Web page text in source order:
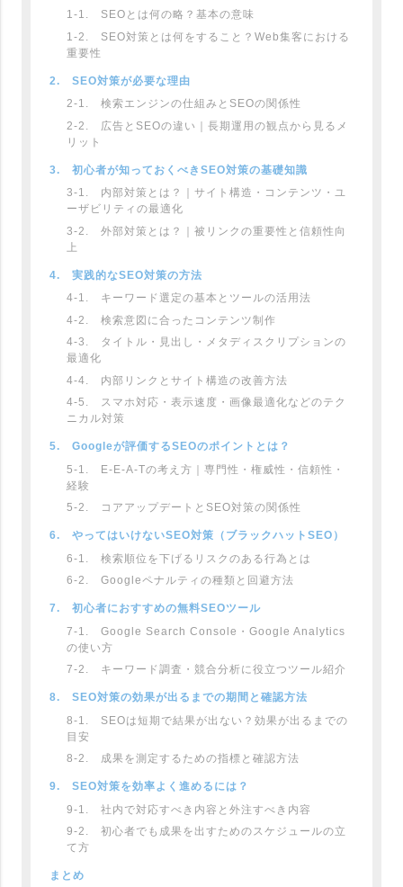
1-1. SEOとは何の略？基本の意味
1-2. SEO対策とは何をすること？Web集客における
重要性
2. SEO対策が必要な理由
2-1. 検索エンジンの仕組みとSEOの関係性
2-2. 広告とSEOの違い｜長期運用の観点から見るメ
リット
3. 初心者が知っておくべきSEO対策の基礎知識
3-1. 内部対策とは？｜サイト構造・コンテンツ・ユ
ーザビリティの最適化
3-2. 外部対策とは？｜被リンクの重要性と信頼性向
上
4. 実践的なSEO対策の方法
4-1. キーワード選定の基本とツールの活用法
4-2. 検索意図に合ったコンテンツ制作
4-3. タイトル・見出し・メタディスクリプションの
最適化
4-4. 内部リンクとサイト構造の改善方法
4-5. スマホ対応・表示速度・画像最適化などのテク
ニカル対策
5. Googleが評価するSEOのポイントとは？
5-1. E-E-A-Tの考え方｜専門性・権威性・信頼性・
経験
5-2. コアアップデートとSEO対策の関係性
6. やってはいけないSEO対策（ブラックハットSEO）
6-1. 検索順位を下げるリスクのある行為とは
6-2. Googleペナルティの種類と回避方法
7. 初心者におすすめの無料SEOツール
7-1. Google Search Console・Google Analytics
の使い方
7-2. キーワード調査・競合分析に役立つツール紹介
8. SEO対策の効果が出るまでの期間と確認方法
8-1. SEOは短期で結果が出ない？効果が出るまでの
目安
8-2. 成果を測定するための指標と確認方法
9. SEO対策を効率よく進めるには？
9-1. 社内で対応すべき内容と外注すべき内容
9-2. 初心者でも成果を出すためのスケジュールの立
て方
まとめ